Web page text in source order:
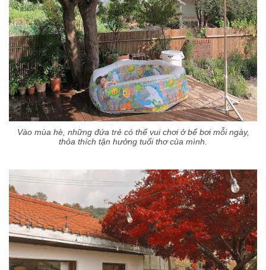
Vào mùa hè, những đứa trẻ có thể vui chơi ở bể bơi mỗi ngày,
thỏa thích tận hưởng tuổi thơ của mình.